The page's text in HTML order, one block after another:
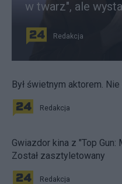
w twarz", ale
Redakcja
Był świetnym aktorem.
Redakcja
Gwiazdor kina z "Top Gun:
Został zasztyletowany
Redakcja